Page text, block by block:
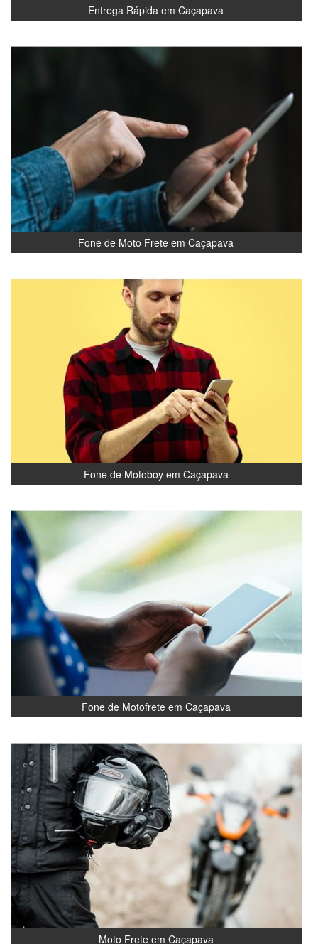
Entrega Rápida em Caçapava
Fone de Moto Frete em Caçapava
Fone de Motoboy em Caçapava
Fone de Motofrete em Caçapava
Moto Frete em Caçapava